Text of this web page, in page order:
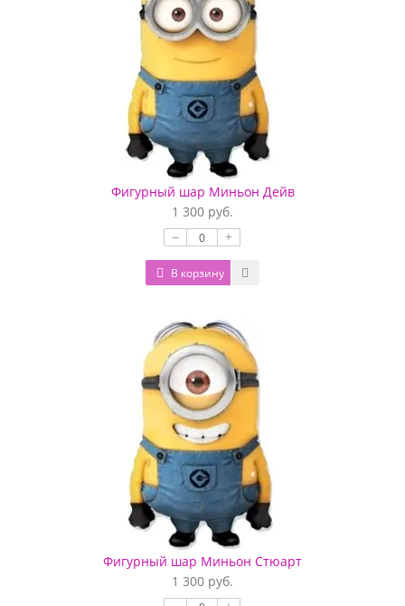
Фигурный шар Миньон Дейв
1 300 руб.
– +
В корзину
Фигурный шар Миньон Стюарт
1 300 руб.